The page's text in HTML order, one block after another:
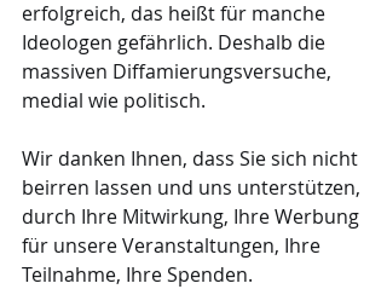
erfolgreich, das heißt für manche
Ideologen gefährlich. Deshalb die
massiven Diffamierungsversuche,
medial wie politisch.
Wir danken Ihnen, dass Sie sich nicht
beirren lassen und uns unterstützen,
durch Ihre Mitwirkung, Ihre Werbung
für unsere Veranstaltungen, Ihre
Teilnahme, Ihre Spenden.